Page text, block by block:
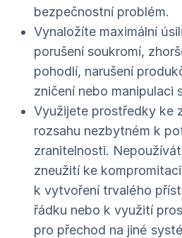
bezpečnostní problém.
Vynaložíte maximální
porušení soukromí,
pohodlí, narušení
zničení nebo manipulaci
Využijete prostředky ke
rozsahu nezbytném k
zranitelnosti.
zneužití ke
k vytvoření trvalého
řádku nebo k využití
pro přechod na jiné